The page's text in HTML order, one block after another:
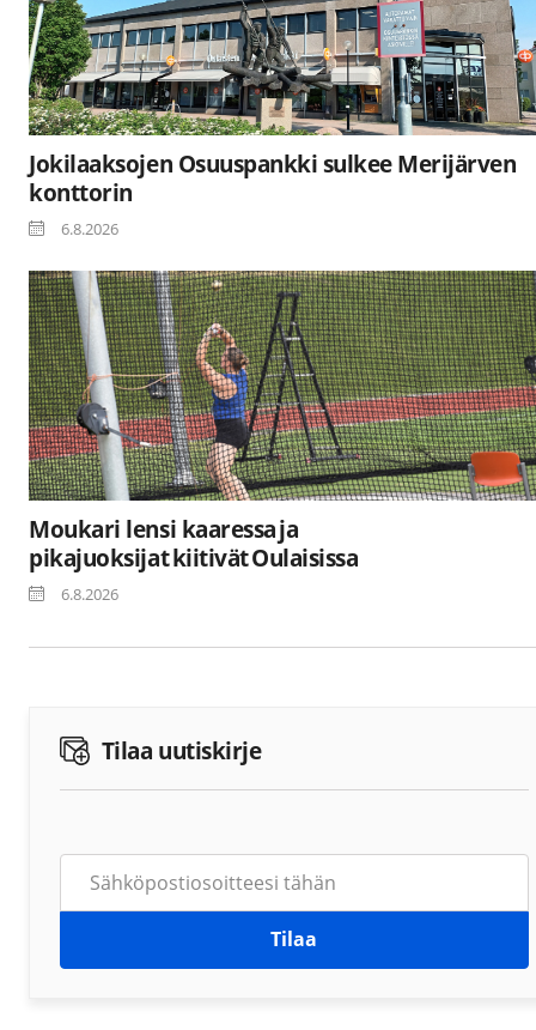
Jokilaaksojen Osuuspankki sulkee Merijärven
konttorin
6.8.2026
Moukari lensi kaaressa ja
pikajuoksijat kiitivät Oulaisissa
6.8.2026
Tilaa uutiskirje
Tilaa